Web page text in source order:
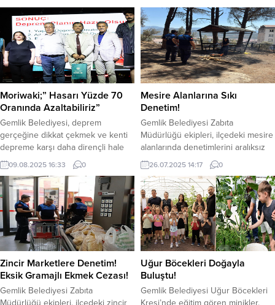
Moriwaki;” Hasarı Yüzde 70
Oranında Azaltabiliriz”
Gemlik Belediyesi, deprem
gerçeğine dikkat çekmek ve kenti
depreme karşı daha dirençli hale
getirmek amacıyla önemli bir
etkinliğe ev sahipliği yaptı. 30 yılı
aşkın süredir Türkiye’de deprem
bilinci ve güvenli yapılaşma üzerine
çalışmalar yürüten Yüksek Mimar
ve Yüksek Mühendis Yoshinori
Moriwaki, Zeytindalı Meydanı’nda
düzenlenen programda
Gemliklilerle buluştu. Bir saatten
fazla...
09.08.2025 16:33 0
Mesire Alanlarına Sıkı
Denetim!
Gemlik Belediyesi Zabıta
Müdürlüğü ekipleri, ilçedeki mesire
alanlarında denetimlerini aralıksız
sürdürüyor. Kurtul, Kumla,
Cumhuriyet Mahallesi ve
Yeniköy’de bulunan mesire
alanlarında denetim yapan ekipler,
piknik yapan vatandaşlara önemli
uyarılarda bulundu. Ateş
yakılmaması, mangal yapılmaması
ve semaver kullanılmaması
konusunda vatandaşları
bilgilendiren ekipler, milyonlarca
dönüm alanı ve binlerce canlının
zarar gördüğü orman
26.07.2025 14:17 0
Zincir Marketlere Denetim!
Eksik Gramajlı Ekmek Cezası!
Gemlik Belediyesi Zabıta
Müdürlüğü ekipleri, ilçedeki zincir
Uğur Böcekleri Doğayla
Buluştu!
Gemlik Belediyesi Uğur Böcekleri
Kreşi’nde eğitim gören minikler,